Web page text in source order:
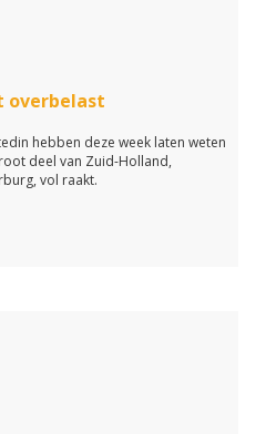
hebben deze week laten weten
deel van Zuid-Holland,
vol raakt.